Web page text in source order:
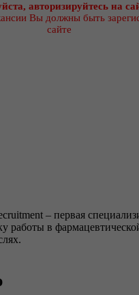
авторизируйтесь на
Вы должны быть
сайте
– первая
работы в